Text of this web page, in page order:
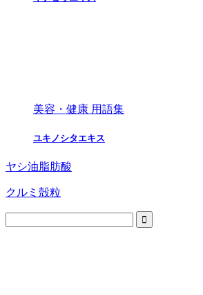
美容・健康 用語集
ユキノシタエキス
ヤシ油脂肪酸
クルミ殻粒